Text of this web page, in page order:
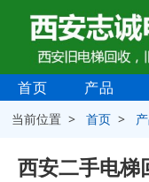
首页 产品
当前位置 >首页 >
西安二手电梯